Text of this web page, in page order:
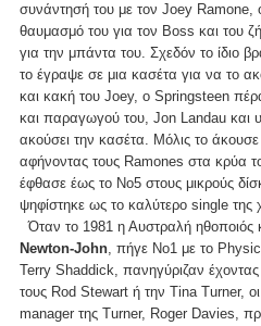
συνάντησή του με τον Joey Ramone,
θαυμασμό του για τον Boss και του
για την μπάντα του. Σχεδόν το ίδιο
το έγραψε σε μια κασέτα για να το
και κακή του Joey, o Springsteen
και παραγωγού του, Jon Landau και
ακούσει την κασέτα. Μόλις το
αφήνοντας τους Ramones στα κρύα
έφθασε έως το Νο5 στους μικρούς
ψηφίστηκε ως το καλύτερο single της
Όταν το 1981 η Αυστραλή ηθοποιός
Newton-John, πήγε Νο1 με το
Terry Shaddick, πανηγύριζαν έχοντας
τους Rod Stewart ή την Tina Turner,
manager της Turner, Roger Davies,